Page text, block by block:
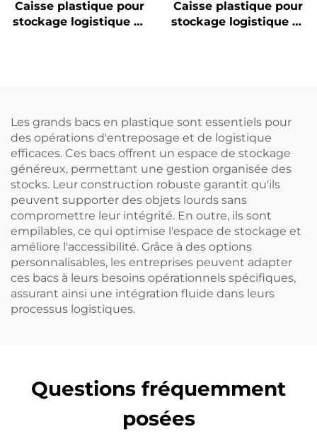
Caisse plastique pour
stockage logistique et
Caisse plastique pour
stockage logistique et
Les grands bacs en plastique sont essentiels pour
des opérations d'entreposage et de logistique
efficaces. Ces bacs offrent un espace de stockage
généreux, permettant une gestion organisée des
stocks. Leur construction robuste garantit qu'ils
peuvent supporter des objets lourds sans
compromettre leur intégrité. En outre, ils sont
empilables, ce qui optimise l'espace de stockage et
améliore l'accessibilité. Grâce à des options
personnalisables, les entreprises peuvent adapter
ces bacs à leurs besoins opérationnels spécifiques,
assurant ainsi une intégration fluide dans leurs
processus logistiques.
Questions fréquemment
posées